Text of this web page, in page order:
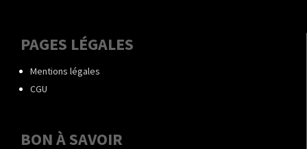
PAGES LÉGALES
Mentions légales
CGU
BON À SAVOIR